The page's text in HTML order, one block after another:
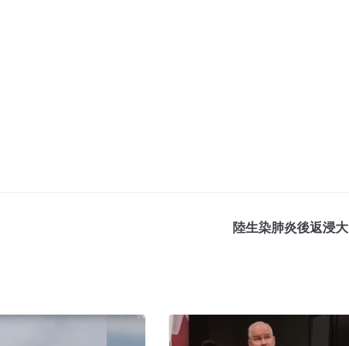
陸生染肺炎後返浸大